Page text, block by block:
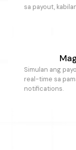
sa payout,
Simulan ang
real-time sa
notifications.